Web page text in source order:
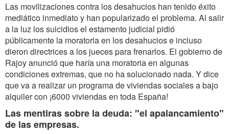
Las movilizaciones contra los desahucios han tenido éxito
mediático inmediato y han popularizado el problema. Al salir
a la luz los suicidios el estamento judicial pidió
públicamente la moratoria en los desahucios e incluso
dieron directrices a los jueces para frenarlos. El gobierno de
Rajoy anunció que haría una moratoria en algunas
condiciones extremas, que no ha solucionado nada. Y dice
que va a realizar un programa de viviendas sociales a bajo
alquiler con ¡6000 viviendas en toda España!
Las mentiras sobre la deuda: "el apalancamiento"
de las empresas.